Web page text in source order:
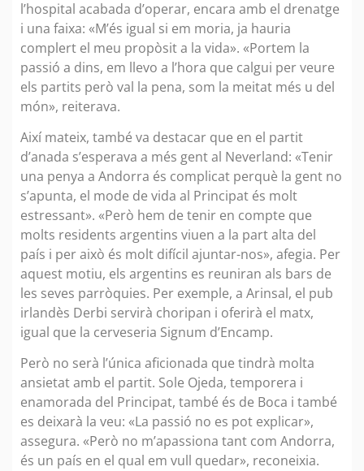
l’hospital acabada d’operar, encara amb el drenatge
i una faixa: «M’és igual si em moria, ja hauria
complert el meu propòsit a la vida». «Portem la
passió a dins, em llevo a l’hora que calgui per veure
els partits però val la pena, som la meitat més u del
món», reiterava.
Així mateix, també va destacar que en el partit
d’anada s’esperava a més gent al Neverland: «Tenir
una penya a Andorra és complicat perquè la gent no
s’apunta, el mode de vida al Principat és molt
estressant». «Però hem de tenir en compte que
molts residents argentins viuen a la part alta del
país i per això és molt difícil ajuntar-nos», afegia. Per
aquest motiu, els argentins es reuniran als bars de
les seves parròquies. Per exemple, a Arinsal, el pub
irlandès Derbi servirà choripan i oferirà el matx,
igual que la cerveseria Signum d’Encamp.
Però no serà l’única aficionada que tindrà molta
ansietat amb el partit. Sole Ojeda, temporera i
enamorada del Principat, també és de Boca i també
es deixarà la veu: «La passió no es pot explicar»,
assegura. «Però no m’apassiona tant com Andorra,
és un país en el qual em vull quedar», reconeixia.